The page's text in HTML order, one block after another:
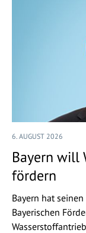
6. AUGUST 2026
Bayern will
fördern
Bayern hat
Bayerischen